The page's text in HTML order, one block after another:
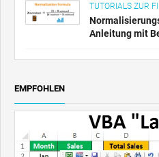
TUTORIALS ZUR
Anleitung mit
EMPFOHLEN